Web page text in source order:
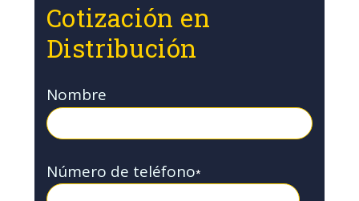
Cotización en
Distribución
Nombre
Número de teléfono*